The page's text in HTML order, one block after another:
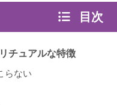
目次
チュアルな特徴
らない